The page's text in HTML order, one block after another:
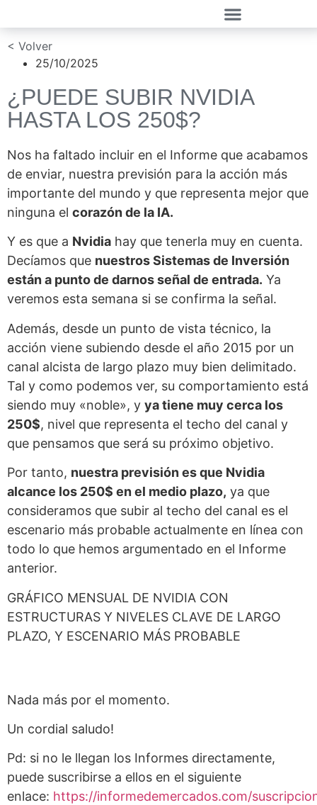
< Volver
25/10/2025
¿PUEDE SUBIR NVIDIA
HASTA LOS 250$?
Nos ha faltado incluir en el Informe que acabamos
de enviar, nuestra previsión para la acción más
importante del mundo y que representa mejor que
ninguna el corazón de la IA.
Y es que a Nvidia hay que tenerla muy en cuenta.
Decíamos que nuestros Sistemas de Inversión
están a punto de darnos señal de entrada. Ya
veremos esta semana si se confirma la señal.
Además, desde un punto de vista técnico, la
acción viene subiendo desde el año 2015 por un
canal alcista de largo plazo muy bien delimitado.
Tal y como podemos ver, su comportamiento está
siendo muy «noble», y ya tiene muy cerca los
250$, nivel que representa el techo del canal y
que pensamos que será su próximo objetivo.
Por tanto, nuestra previsión es que Nvidia
alcance los 250$ en el medio plazo, ya que
consideramos que subir al techo del canal es el
escenario más probable actualmente en línea con
todo lo que hemos argumentado en el Informe
anterior.
GRÁFICO MENSUAL DE NVIDIA CON
ESTRUCTURAS Y NIVELES CLAVE DE LARGO
PLAZO, Y ESCENARIO MÁS PROBABLE
Nada más por el momento.
Un cordial saludo!
Pd: si no le llegan los Informes directamente,
puede suscribirse a ellos en el siguiente
enlace: https://informedemercados.com/